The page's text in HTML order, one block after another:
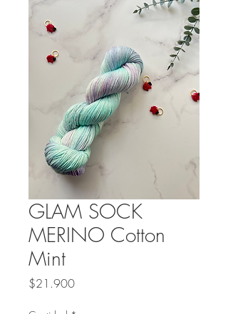
GLAM SOCK
MERINO Cotton
Mint
$21.900Precio